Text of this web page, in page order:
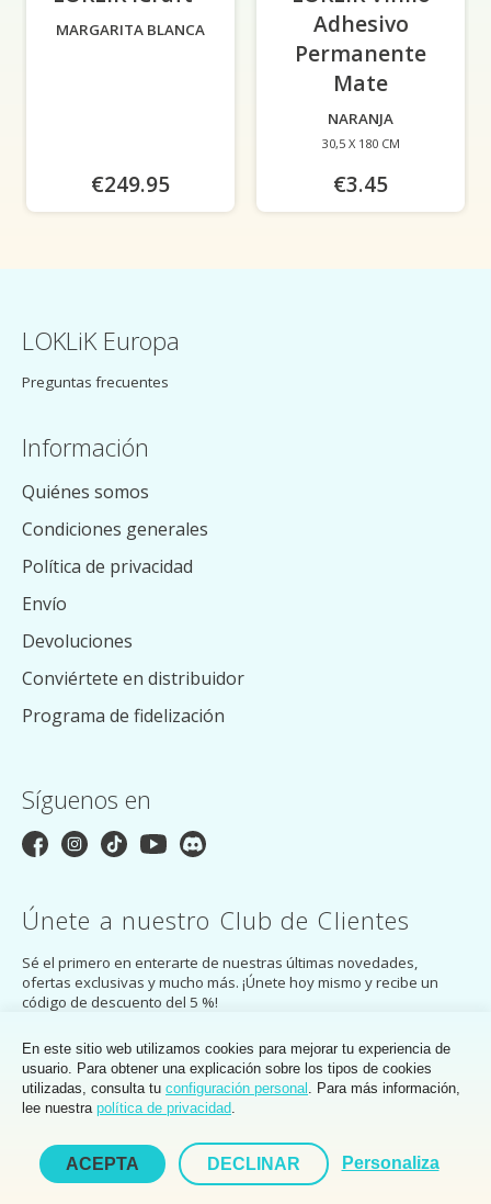
MARGARITA BLANCA
€249.95
Adhesivo
Permanente
Mate
NARANJA
30,5 X 180 CM
€3.45
LOKLiK Europa
Preguntas frecuentes
Información
Quiénes somos
Condiciones generales
Política de privacidad
Envío
Devoluciones
Conviértete en distribuidor
Programa de fidelización
Síguenos en
Únete a nuestro Club de Clientes
Sé el primero en enterarte de nuestras últimas novedades,
ofertas exclusivas y mucho más. ¡Únete hoy mismo y recibe un
código de descuento del 5 %!
SUSCRÍBASE A
Al suscribirte, aceptas lapolíticadeprivacidaddel Club de Clientes de
MakerMondo.
En este sitio web utilizamos cookies para mejorar tu experiencia de
usuario. Para obtener una explicación sobre los tipos de cookies
utilizadas, consulta tu configuración personal . Para más información,
lee nuestra política de privacidad.
ACEPTA DECLINAR Personaliza